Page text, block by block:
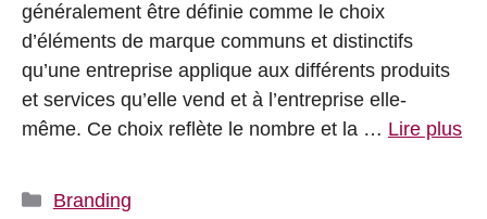
généralement être définie comme le choix
d’éléments de marque communs et distinctifs
qu’une entreprise applique aux différents produits
et services qu’elle vend et à l’entreprise elle-
même. Ce choix reflète le nombre et la … Lire plus
Catégories
Branding